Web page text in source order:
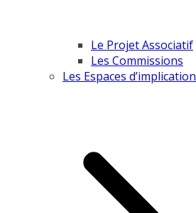
Le Projet Associatif
Les Commissions
Les Espaces d’implication